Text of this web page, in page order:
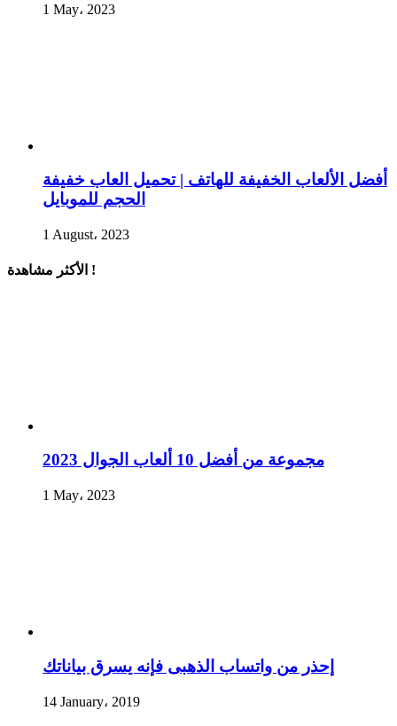
1 May، 2023
أفضل الألعاب الخفيفة للهاتف | تحميل العاب خفيفة
الحجم للموبايل
1 August، 2023
الأكثر مشاهدة !
مجموعة من أفضل 10 ألعاب الجوال 2023
1 May، 2023
إحذر من واتساب الذهبى فإنه يسرق بياناتك
14 January، 2019